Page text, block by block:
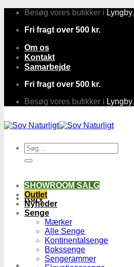
Fortsæt
indhold
Besøg vores butikker i Lyngby,
Fri fragt over 500 kr.
Om os
Kontakt
Samarbejde
Fri fragt over 500 kr.
Besøg vores butikker i Lyngby,
Søg
efter:
Kurv
SHOWROOM SALG
Outlet
Nyheder
Senge
Mærker
Alle Senge
Kontinentalsenge
Bokssenge
Sengerammer